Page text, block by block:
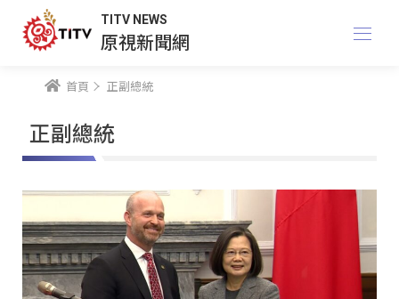
TITV NEWS
原視新聞網
首頁 正副總統
正副總統